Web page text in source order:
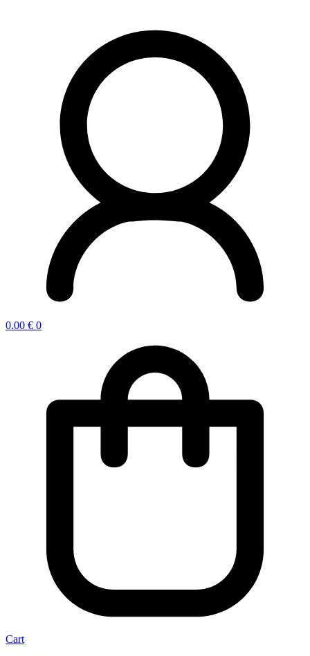
0.00 € 0
Cart